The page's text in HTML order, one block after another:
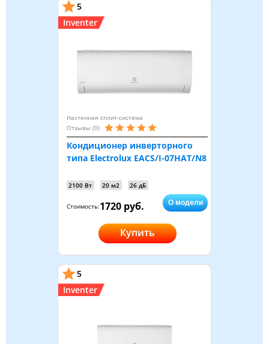
5
Inventer
Настенная сплит-система
Отзывы (0)
Кондиционер инверторного
типа Electrolux EACS/I-07HAT/N8
2100 Вт 20 м2 26 дБ
Стоимость:1720 руб. О модели
Купить
5
Inventer